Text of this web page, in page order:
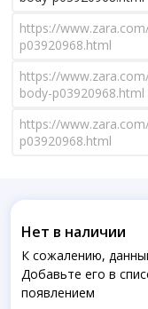
https://
p03920968.html
https://
body-p03920968.html
https://
p03920968.html
Нет в наличии
К сожалению,
Добавьте его в
появлением